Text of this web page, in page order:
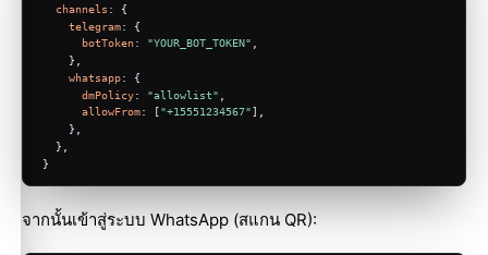
channels : {
telegram: {
botToken: "YOUR_BOT_TOKEN" ,
    },
whatsapp: {
dmPolicy: "allowlist"
allowFrom: ["+15551234567"],
    },
  },
}
จากนั้นเข้าสู่ระบบ WhatsApp (สแกน QR):